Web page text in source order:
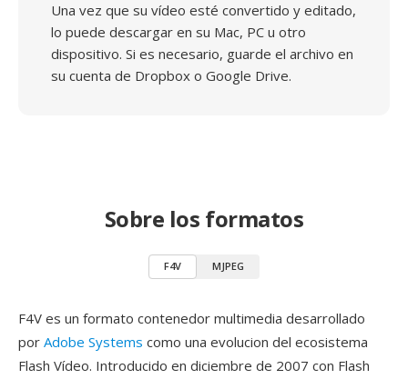
Una vez que su vídeo esté convertido y editado,
lo puede descargar en su Mac, PC u otro
dispositivo. Si es necesario, guarde el archivo en
su cuenta de Dropbox o Google Drive.
Sobre los formatos
F4V MJPEG
F4V es un formato contenedor multimedia desarrollado
por Adobe Systems como una evolucion del ecosistema
Flash Vídeo. Introducido en diciembre de 2007 con Flash